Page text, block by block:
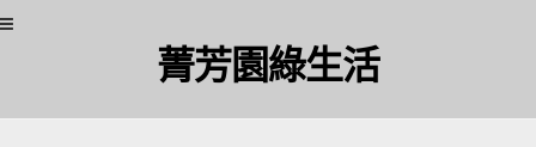
菁芳園綠生活